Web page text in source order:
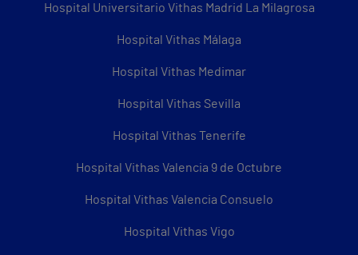
Hospital Universitario Vithas Madrid La Milagrosa
Hospital Vithas Málaga
Hospital Vithas Medimar
Hospital Vithas Sevilla
Hospital Vithas Tenerife
Hospital Vithas Valencia 9 de Octubre
Hospital Vithas Valencia Consuelo
Hospital Vithas Vigo